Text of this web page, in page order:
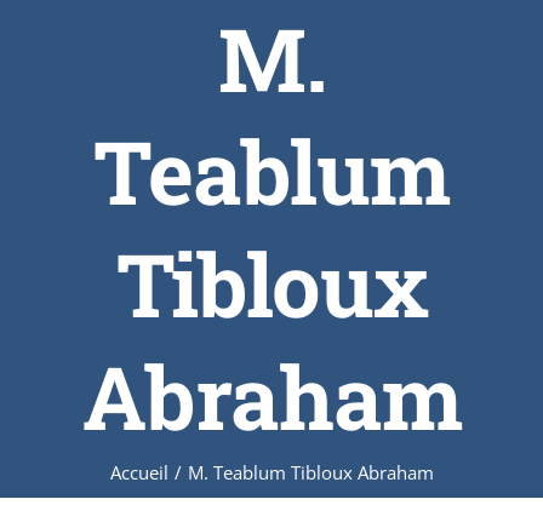
M.
Teablum
Tibloux
Abraham
Accueil / M. Teablum Tibloux Abraham